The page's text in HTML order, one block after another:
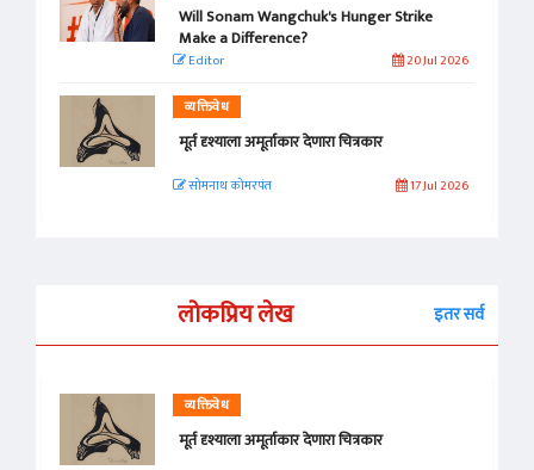
Will Sonam Wangchuk's Hunger Strike
Make a Difference?
Editor 20 Jul 2026
व्यक्तिवेध
मूर्त दृश्याला अमूर्ताकार देणारा चित्रकार
सोमनाथ कोमरपंत 17 Jul 2026
लोकप्रिय लेख इतर सर्व
व्यक्तिवेध
मूर्त दृश्याला अमूर्ताकार देणारा चित्रकार